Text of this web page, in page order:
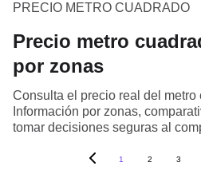
PRECIO METRO CUADRADO
Precio metro
por zonas
Consulta el precio real del metro
Información por zonas,
tomar decisiones seguras al
1 2 3